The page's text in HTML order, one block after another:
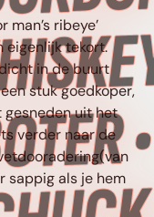
•
man’s ribeye’
eigenlijk tekort.
in de buurt
stuk goedkoper,
uit het
verder naar de
sappig als je hem